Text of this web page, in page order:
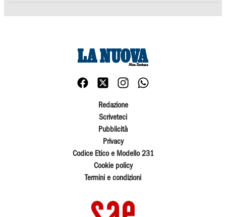
Redazione
Scriveteci
Pubblicità
Privacy
Codice Etico e Modello 231
Cookie policy
Termini e condizioni